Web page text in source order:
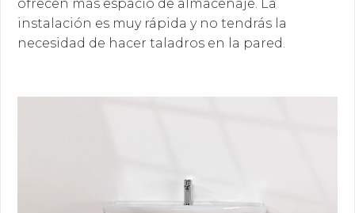
ofrecen más espacio de almacenaje. La
instalación es muy rápida y no tendrás la
necesidad de hacer taladros en la pared.